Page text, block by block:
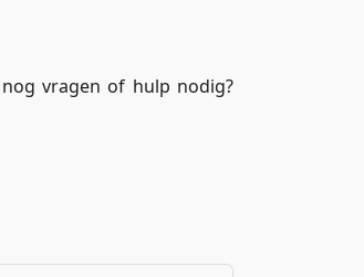
vragen of hulp nodig?